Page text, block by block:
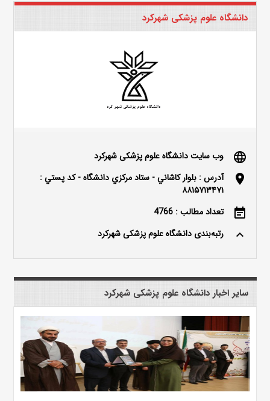
دانشگاه علوم پزشکی شهرکرد
language وب سایت دانشگاه علوم پزشکی شهرکرد
location_on
آدرس : بلوار كاشاني - ستاد مركزي دانشگاه - كد پستي :
۸۸۱۵۷۱۳۴۷۱
event_note تعداد مطالب : 4766
keyboard_arrow_up رتبه‌بندی دانشگاه علوم پزشکی شهرکرد
سایر اخبار دانشگاه علوم پزشکی شهرکرد